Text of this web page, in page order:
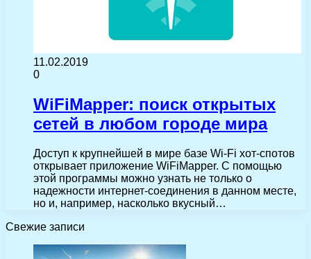
11.02.2019
0
WiFiMapper: поиск открытых
сетей в любом городе мира
Доступ к крупнейшей в мире базе Wi-Fi хот-спотов
открывает приложение WiFiMapper. С помощью
этой программы можно узнать не только о
надежности интернет-соединения в данном месте,
но и, например, насколько вкусный…
Свежие записи